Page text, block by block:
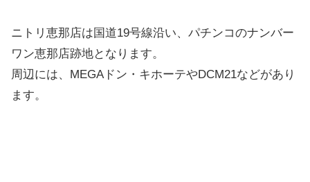
ニトリ恵那店は国道19号線沿い、パチンコのナンバー
ワン恵那店跡地となります。
周辺には、MEGAドン・キホーテやDCM21などがあり
ます。